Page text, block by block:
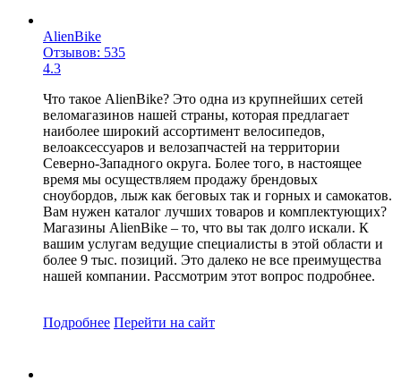
AlienBike
Отзывов: 535
4.3
Что такое AlienBike? Это одна из крупнейших сетей
веломагазинов нашей страны, которая предлагает
наиболее широкий ассортимент велосипедов,
велоаксессуаров и велозапчастей на территории
Северно-Западного округа. Более того, в настоящее
время мы осуществляем продажу брендовых
сноубордов, лыж как беговых так и горных и самокатов.
Вам нужен каталог лучших товаров и комплектующих?
Магазины AlienBike – то, что вы так долго искали. К
вашим услугам ведущие специалисты в этой области и
более 9 тыс. позиций. Это далеко не все преимущества
нашей компании. Рассмотрим этот вопрос подробнее.
Подробнее Перейти на сайт